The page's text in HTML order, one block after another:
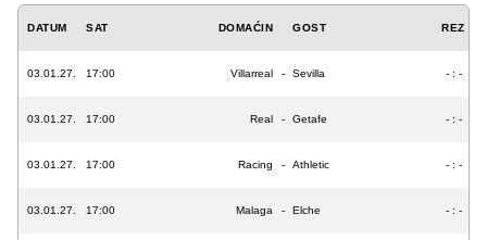
DATUM SAT DOMAĆIN GOST REZ
03.01.27. 17:00 Villarreal - Sevilla - : -
03.01.27. 17:00 Real - Getafe - : -
03.01.27. 17:00 Racing - Athletic - : -
03.01.27. 17:00 Malaga - Elche - : -